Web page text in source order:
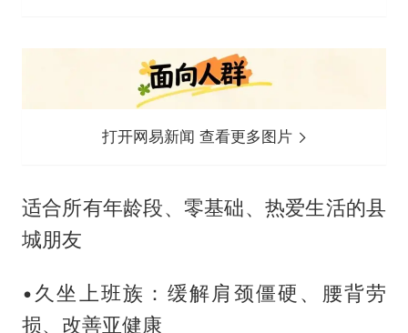
打开网易新闻 查看更多图片
适合所有年龄段、零基础、热爱生活的县
城朋友
•久坐上班族：缓解肩颈僵硬、腰背劳
损、改善亚健康